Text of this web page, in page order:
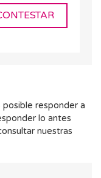
posible responder a
lo antes
nuestras